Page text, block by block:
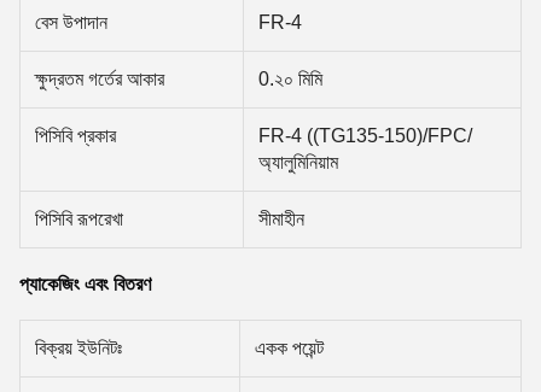
বেস উপাদান FR-4
ক্ষুদ্রতম গর্তের আকার 0.২০ মিমি
পিসিবি প্রকার
FR-4 ((TG135-150)/FPC/
অ্যালুমিনিয়াম
পিসিবি রূপরেখা সীমাহীন
প্যাকেজিং এবং বিতরণ
বিক্রয় ইউনিটঃ একক পয়েন্ট